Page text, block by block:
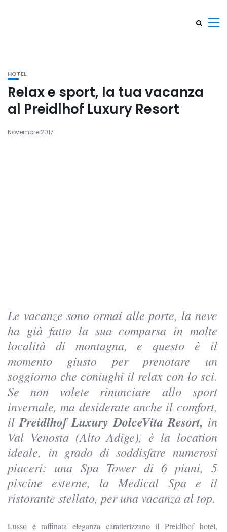
HOTEL
Relax e sport, la tua vacanza
al Preidlhof Luxury Resort
Novembre 2017
Le vacanze sono ormai alle porte, la neve
ha già fatto la sua comparsa in molte
località di montagna, e questo è il
momento giusto per prenotare un
soggiorno che coniughi il relax con lo sci.
Se non volete rinunciare allo sport
invernale, ma desiderate anche il comfort,
il Preidlhof Luxury DolceVita Resort, in
Val Venosta (Alto Adige), è la location
ideale, in grado di soddisfare numerosi
piaceri: una Spa Tower di 6 piani, 5
piscine esterne, la Medical Spa e il
ristorante stellato, per una vacanza al top.
Lusso e raffinata eleganza caratterizzano il Preidlhof hotel,